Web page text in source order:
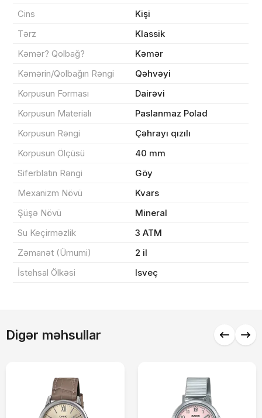
Cins
Kişi
Tərz
Klassik
Kəmər? Qolbağ?
Kəmər
Kəmərin/Qolbağın Rəngi
Qəhvəyi
Korpusun Forması
Dairəvi
Korpusun Materialı
Paslanmaz Polad
Korpusun Rəngi
Çəhrayı qızılı
Korpusun Ölçüsü
40 mm
Siferblatın Rəngi
Göy
Mexanizm Növü
Kvars
Şüşə Növü
Mineral
Su Keçirməzlik
3 ATM
Zəmanət (Ümumi)
2 il
İstehsal Ölkəsi
Isveç
Digər məhsullar
Məhsul toplam(0)
Çatdırılma
Yekun məbləğ
Sifarişi rəsmiləşdir
Alış-verişə davam et
OK